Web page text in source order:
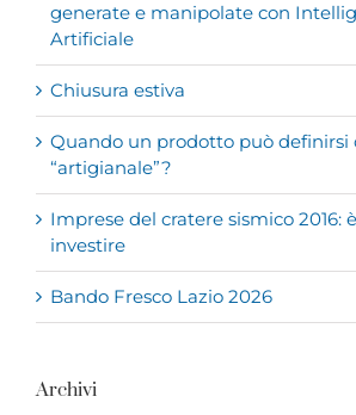
generate e manipolate con
Artificiale
Chiusura estiva
Quando un prodotto può definirsi
“artigianale”?
Imprese del cratere sismico 2016:
investire
Bando Fresco Lazio 2026
Archivi